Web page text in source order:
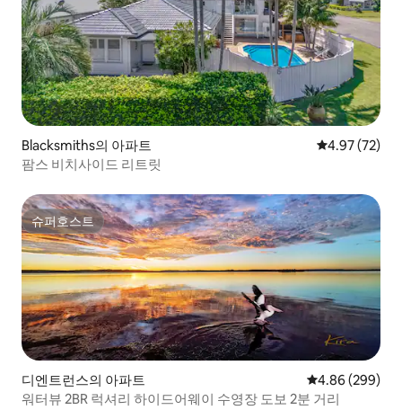
Blacksmiths의 아파트 평점 4.97점(5
4.97 (72)
팜스 비치사이드 리트릿
슈퍼호스트
슈퍼호스트
디엔트런스의 아파트 평점 4.86점(5
4.86 (299)
워터뷰 2BR 럭셔리 하이드어웨이 수영장 도보 2분 거리